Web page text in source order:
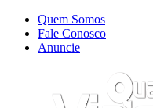
Quem Somos
Fale Conosco
Anuncie